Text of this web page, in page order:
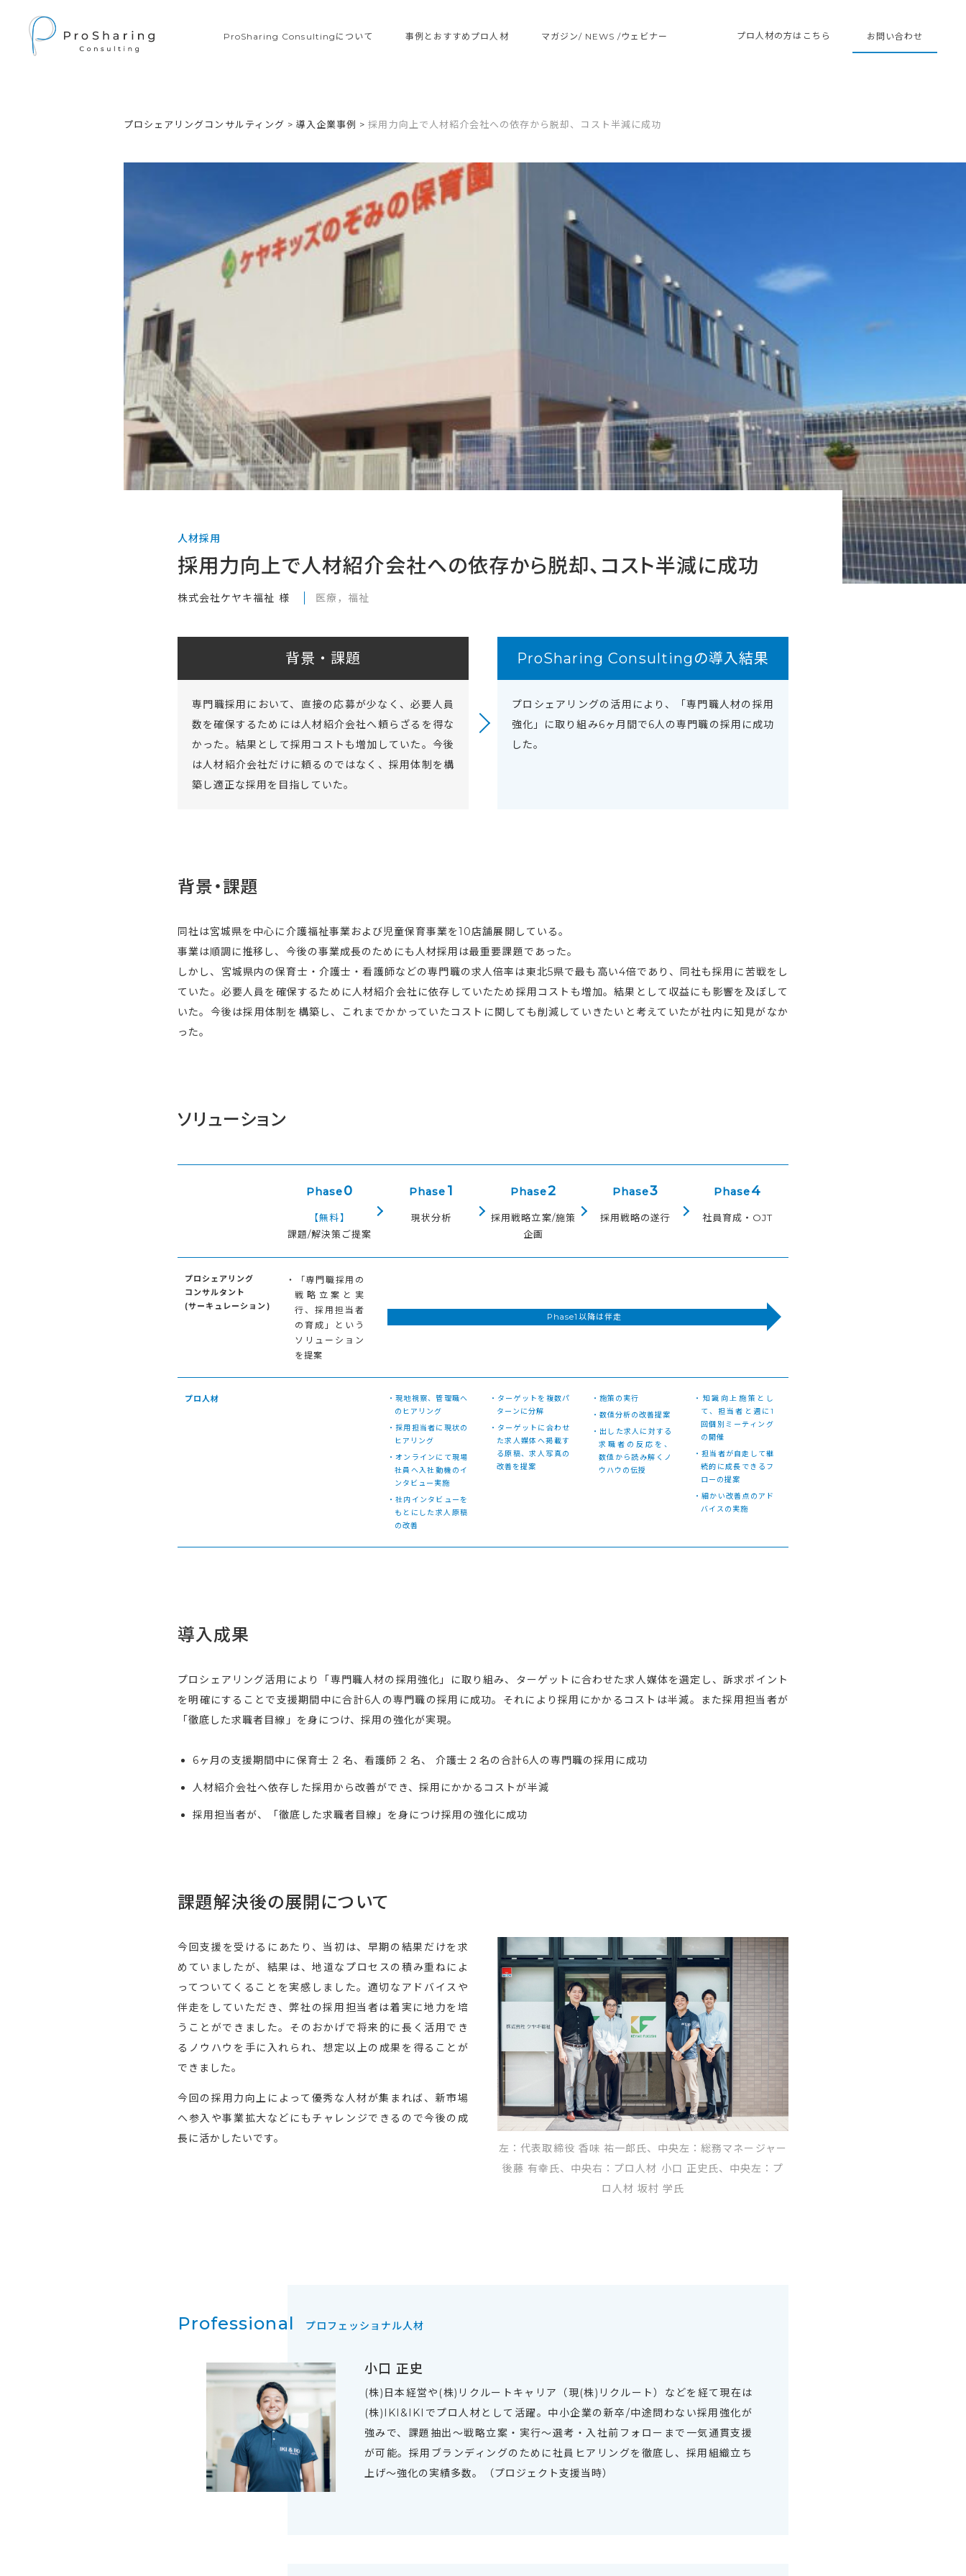
ProSharing Consultingについて 事例とおすすめプロ人材 マガジン/ NEWS /ウェビナー プロ人材の方はこちら お問い合わせ
プロシェアリングコンサルティング > 導入企業事例 >採用力向上で人材紹介会社への依存から脱却、コスト半減に成功
人材採用
採用力向上で人材紹介会社への依存から脱却、コスト半減に成功
株式会社ケヤキ福祉 様 医療，福祉
背景・課題
専門職採用において、直接の応募が少なく、必要人員
数を確保するためには人材紹介会社へ頼らざるを得な
かった。結果として採用コストも増加していた。今後
は人材紹介会社だけに頼るのではなく、採用体制を構
築し適正な採用を目指していた。
ProSharing Consultingの導入結果
プロシェアリングの活用により、「専門職人材の採用
強化」に取り組み6ヶ月間で6人の専門職の採用に成功
した。
背景・課題
同社は宮城県を中心に介護福祉事業および児童保育事業を10店舗展開している。
事業は順調に推移し、今後の事業成長のためにも人材採用は最重要課題であった。
しかし、宮城県内の保育士・介護士・看護師などの専門職の求人倍率は東北5県で最も高い4倍であり、同社も採用に苦戦をし
ていた。必要人員を確保するために人材紹介会社に依存していたため採用コストも増加。結果として収益にも影響を及ぼして
いた。今後は採用体制を構築し、これまでかかっていたコストに関しても削減していきたいと考えていたが社内に知見がなか
った。
ソリューション
Phase0
【無料】
課題/解決策ご提案
Phase 1
現状分析
Phase2
採用戦略立案/施策
企画
Phase3
採用戦略の遂行
Phase4
社員育成・OJT
プロシェアリング
コンサルタント
(サーキュレーション)
・「専門職採用の
戦略立案と実
行、採用担当者
の育成」という
ソリューション
を提案
Phase1以降は伴走
プロ人材
・現地視察、管理職へ
のヒアリング
・採用担当者に現状の
ヒアリング
・オンラインにて現場
社員へ入社動機のイ
ンタビュー実施
・社内インタビューを
もとにした求人原稿
の改善
・ターゲットを複数パ
ターンに分解
・ターゲットに合わせ
た求人媒体へ掲載す
る原稿、求人写真の
改善を提案
・施策の実行
・数値分析の改善提案
・出した求人に対する
求職者の反応を、
数値から読み解くノ
ウハウの伝授
・知識向上施策とし
て、担当者と週に1
回個別ミーティング
の開催
・担当者が自走して継
続的に成長できるフ
ローの提案
・細かい改善点のアド
バイスの実施
導入成果
プロシェアリング活用により「専門職人材の採用強化」に取り組み、ターゲットに合わせた求人媒体を選定し、訴求ポイント
を明確にすることで支援期間中に合計6人の専門職の採用に成功。それにより採用にかかるコストは半減。また採用担当者が
「徹底した求職者目線」を身につけ、採用の強化が実現。
6ヶ月の支援期間中に保育士 2 名、看護師 2 名、 介護士２名の合計6人の専門職の採用に成功
人材紹介会社へ依存した採用から改善ができ、採用にかかるコストが半減
採用担当者が、「徹底した求職者目線」を身につけ採用の強化に成功
課題解決後の展開について
今回支援を受けるにあたり、当初は、早期の結果だけを求
めていましたが、結果は、地道なプロセスの積み重ねによ
ってついてくることを実感しました。適切なアドバイスや
伴走をしていただき、弊社の採用担当者は着実に地力を培
うことができました。そのおかげで将来的に長く活用でき
るノウハウを手に入れられ、想定以上の成果を得ることが
できました。
今回の採用力向上によって優秀な人材が集まれば、新市場
へ参入や事業拡大などにもチャレンジできるので今後の成
長に活かしたいです。
左：代表取締役 香味 祐一郎氏、中央左：総務マネージャー
後藤 有幸氏、中央右：プロ人材 小口 正史氏、中央左：プ
ロ人材 坂村 学氏
Professional プロフェッショナル人材
小口 正史
(株)日本経営や(株)リクルートキャリア（現(株)リクルート）などを経て現在は
(株)IKI&IKIでプロ人材として活躍。中小企業の新卒/中途問わない採用強化が
強みで、課題抽出〜戦略立案・実行〜選考・入社前フォローまで一気通貫支援
が可能。採用ブランディングのために社員ヒアリングを徹底し、採用組織立ち
上げ〜強化の実績多数。（プロジェクト支援当時）